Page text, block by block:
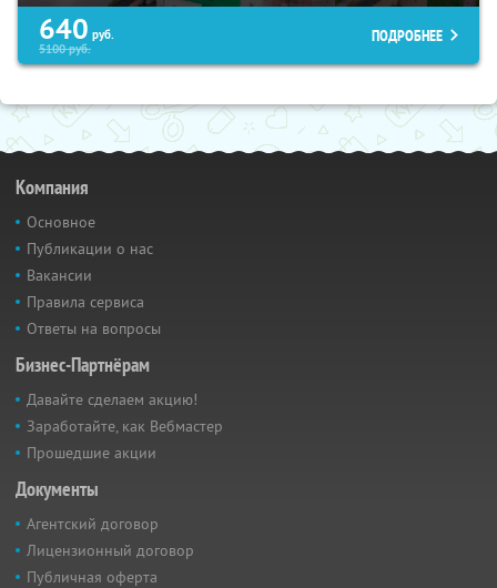
640 руб.
5100руб.
ПОДРОБНЕЕ
Компания
Основное
Публикации о нас
Вакансии
Правила сервиса
Ответы на вопросы
Бизнес-Партнёрам
Давайте сделаем акцию!
Заработайте, как Вебмастер
Прошедшие акции
Документы
Агентский договор
Лицензионный договор
Публичная оферта